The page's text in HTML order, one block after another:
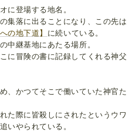
に登場する地名。
集落に出ることになり、この先は
の地下道】 に続いている。
中継基地にあたる場所。
に冒険の書に記録してくれる神父
、かつてそこで働いていた神官た
た際に皆殺しにされたというウワ
いやられている。